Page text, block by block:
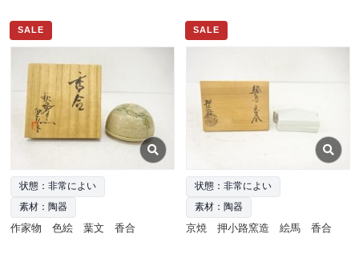
SALE
状態：非常によい
素材：陶器
作家物 色絵 葉文 香合
SALE
状態：非常によい
素材：陶器
京焼 押小路窯造 絵馬 香合